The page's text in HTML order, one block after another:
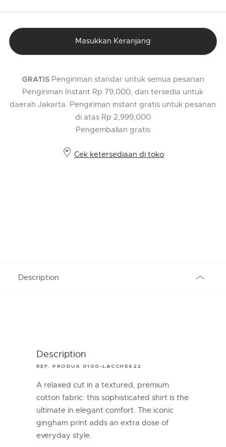
Masukkan Keranjang
GRATISPengiriman standar untuk semua pesanan
Pengiriman Instant Rp 79,000, dan tersedia untuk
daerah Jakarta. Pengiriman instant gratis untuk pesanan
di atas Rp 2,999,000
Pengembalian gratis
Cek ketersediaan di toko
Description
Description
REF. PRODUK 0100-LACCH5622
A relaxed cut in a textured, premium
cotton fabric: this sophisticated shirt is the
ultimate in elegant comfort. The iconic
gingham print adds an extra dose of
everyday style.